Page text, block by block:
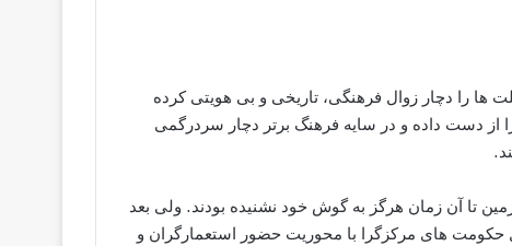
را دچار زوال فرهنگی، تاریخی و بی هویتی کرده
از دست داده و در سایه فرهنگ برتر دچار سردرگمی
تا آن زمان هرگز به گوش خود نشنیده بودند. ولی بعد
های مرکزگرا با محوریت حضور استعمارگران و